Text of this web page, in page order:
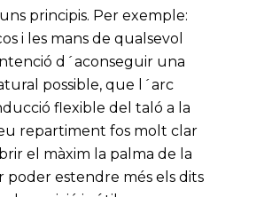
principis. Per exemple:
i les mans de qualsevol
d´aconseguir una
possible, que l´arc
flexible del taló a la
repartiment fos molt clar
el màxim la palma de la
poder estendre més els dits